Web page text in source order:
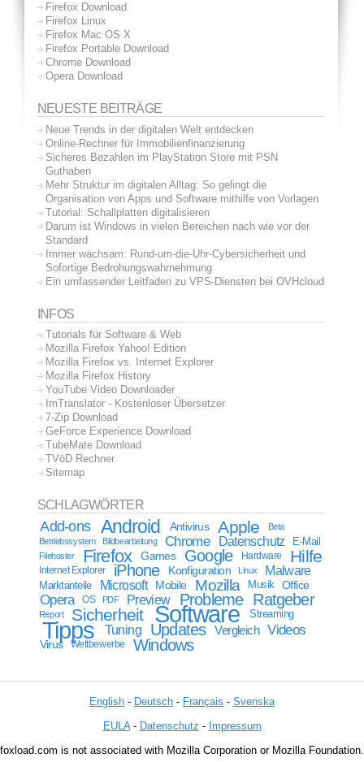
Firefox Download
Firefox Linux
Firefox Mac OS X
Firefox Portable Download
Chrome Download
Opera Download
NEUESTE BEITRÄGE
Neue Trends in der digitalen Welt entdecken
Online-Rechner für Immobilienfinanzierung
Sicheres Bezahlen im PlayStation Store mit PSN
Guthaben
Mehr Struktur im digitalen Alltag: So gelingt die
Organisation von Apps und Software mithilfe von Vorlagen
Tutorial: Schallplatten digitalisieren
Darum ist Windows in vielen Bereichen nach wie vor der
Standard
Immer wachsam: Rund-um-die-Uhr-Cybersicherheit und
Sofortige Bedrohungswahrnehmung
Ein umfassender Leitfaden zu VPS-Diensten bei OVHcloud
INFOS
Tutorials für Software & Web
Mozilla Firefox Yahoo! Edition
Mozilla Firefox vs. Internet Explorer
Mozilla Firefox History
YouTube Video Downloader
ImTranslator - Kostenloser Übersetzer
7-Zip Download
GeForce Experience Download
TubeMate Download
TVöD Rechner
Sitemap
SCHLAGWÖRTER
Add-ons Android Antivirus Apple
Beta
Betriebssystem
Bildbearbeitung Chrome Datenschutz E-Mail
Filehoster Firefox Games Google Hardware Hilfe
Internet Explorer iPhone Konfiguration Linux Malware
Marktanteile Microsoft Mobile Mozilla Musik Office
Opera OS PDF Preview Probleme Ratgeber
Report Sicherheit Software Streaming
Tipps Tuning Updates Vergleich Videos
Virus Wettbewerbe Windows
English - Deutsch - Français - Svenska
EULA- Datenschutz - Impressum
foxload.com is not associated with Mozilla Corporation or Mozilla Foundation.